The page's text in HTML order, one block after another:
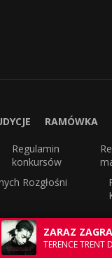
ZARAZ
TERENCE
RAMÓWKA
Regulamin
konkursów
Rozgłośni